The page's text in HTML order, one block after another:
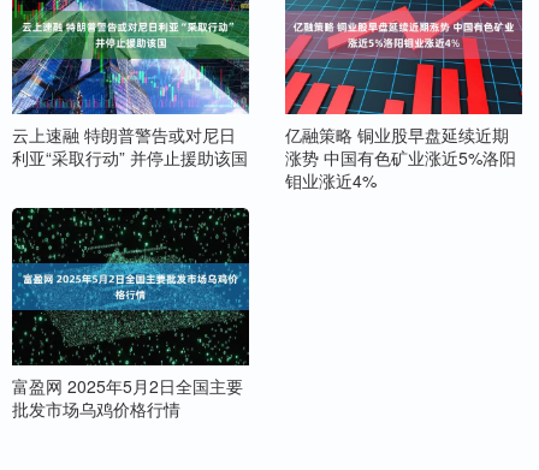
云上速融 特朗普警告或对尼日
利亚“采取行动” 并停止援助该国
亿融策略 铜业股早盘延续近期
涨势 中国有色矿业涨近5%洛阳
钼业涨近4%
富盈网 2025年5月2日全国主要
批发市场乌鸡价格行情